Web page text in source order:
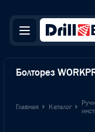
Болторез
Главная Каталог